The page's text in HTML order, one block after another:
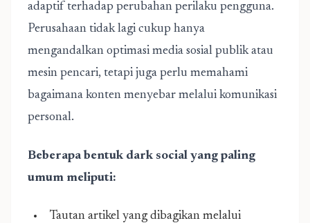
adaptif terhadap perubahan perilaku pengguna.
Perusahaan tidak lagi cukup hanya
mengandalkan optimasi media sosial publik atau
mesin pencari, tetapi juga perlu memahami
bagaimana konten menyebar melalui komunikasi
personal.
Beberapa bentuk dark social yang paling
umum meliputi:
Tautan artikel yang dibagikan melalui